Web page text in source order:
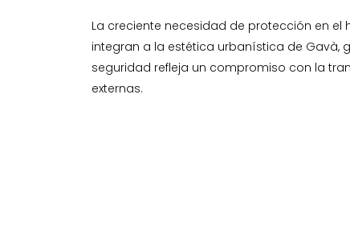
La creciente necesidad de protección en
integran a la estética urbanística de Gavà,
seguridad refleja un compromiso con la
externas.